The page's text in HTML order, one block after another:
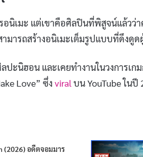
อนิเมะ แต่เขาคือศิลปินที่พิสูจน์แล้ว
มารถสร้างอนิเมะเต็มรูปแบบที่ดึงดู
ะนิฮอน และเคยทำงานในวงการเก
Love” ซึ่ง viralบน YouTube ในปี
(2026) อดีตจอมมาร